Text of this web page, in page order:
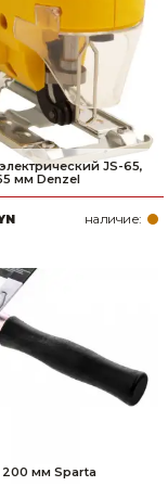
JS-65,
мм Denzel
наличие:
200 мм Sparta